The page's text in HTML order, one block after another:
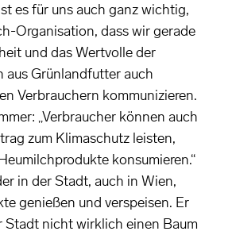
es für uns auch ganz wichtig,
Organisation, dass wir gerade
und das Wertvolle der
aus Grünlandfutter auch
Verbrauchern kommunizieren.
„Verbraucher können auch
zum Klimaschutz leisten,
konsumieren.“
in der Stadt, auch in Wien,
genießen und verspeisen. Er
Stadt nicht wirklich einen Baum